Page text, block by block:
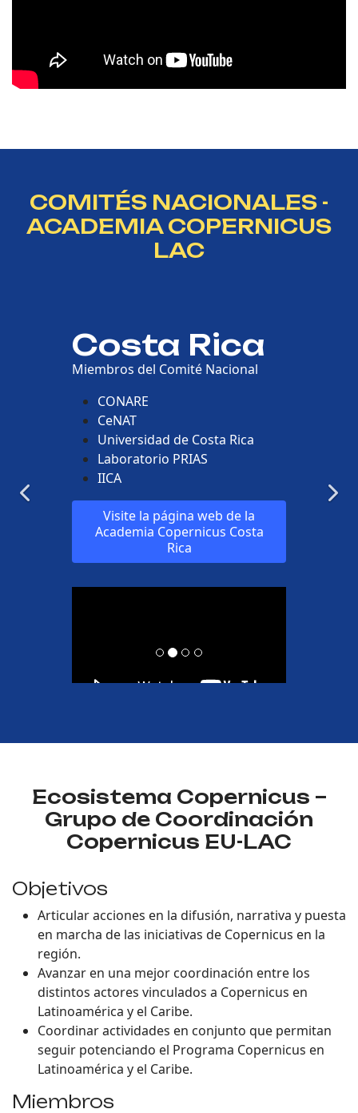
COMITÉS NACIONALES -
ACADEMIA COPERNICUS
LAC
Costa Rica
Miembros del Comité Nacional
CONARE
CeNAT
Universidad de Costa Rica
Laboratorio PRIAS
IICA
Visite la página web de la
Academia Copernicus Costa
Rica
Ecosistema Copernicus –
Grupo de Coordinación
Copernicus EU-LAC
Objetivos
Articular acciones en la difusión, narrativa y puesta
en marcha de las iniciativas de Copernicus en la
región.
Avanzar en una mejor coordinación entre los
distintos actores vinculados a Copernicus en
Latinoamérica y el Caribe.
Coordinar actividades en conjunto que permitan
seguir potenciando el Programa Copernicus en
Latinoamérica y el Caribe.
Miembros